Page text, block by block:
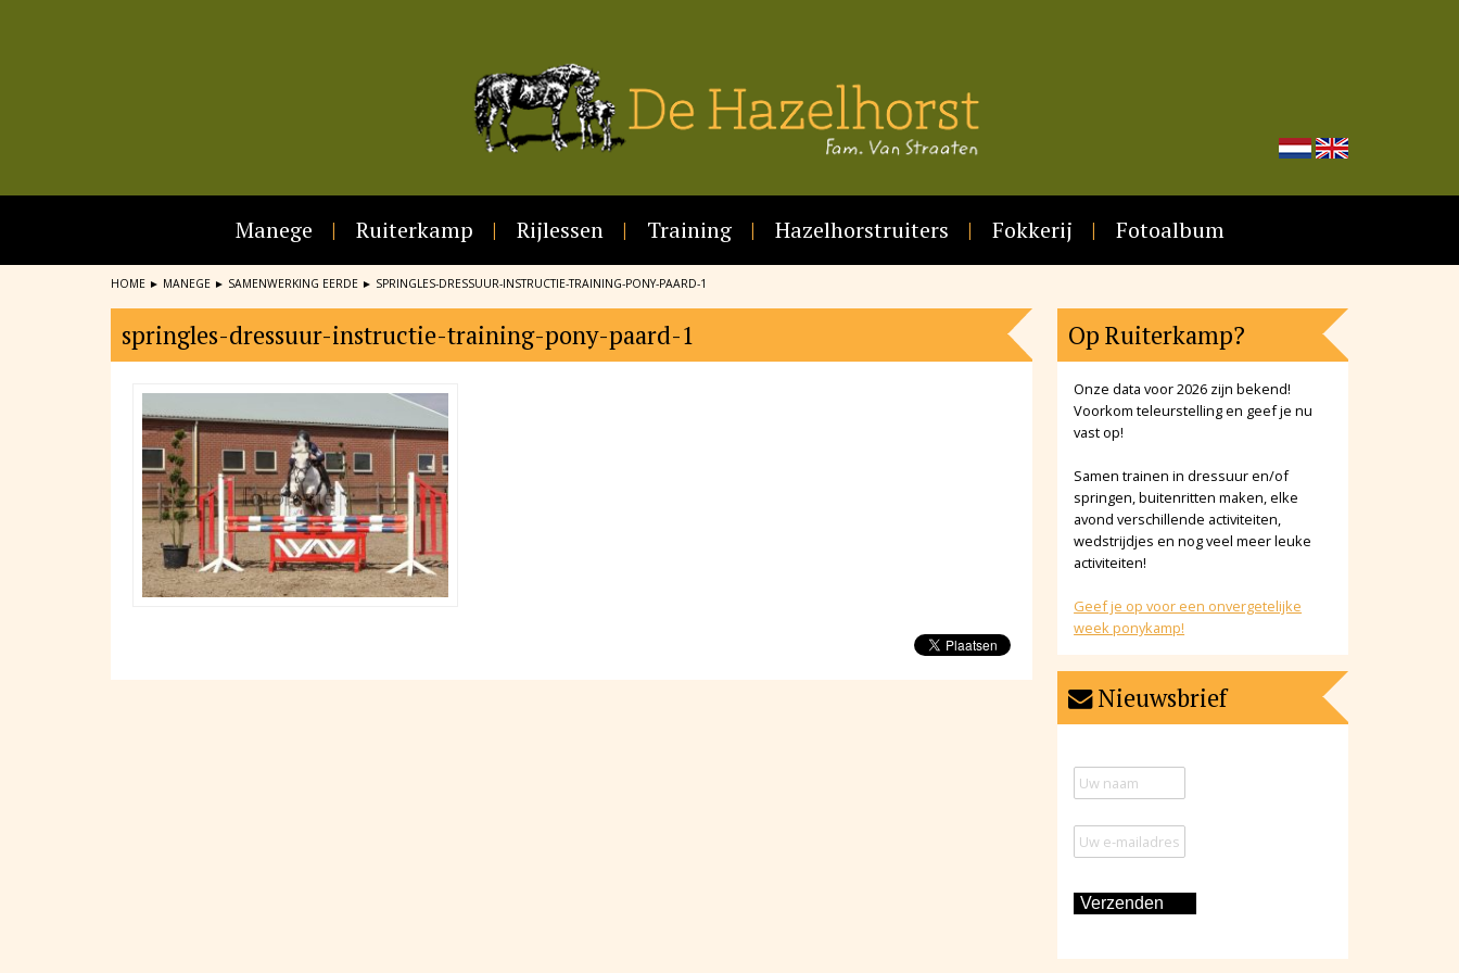
Manege Ruiterkamp Rijlessen Training Hazelhorstruiters Fokkerij Fotoalbum
HOME ► MANEGE ► SAMENWERKING EERDE ► SPRINGLES-DRESSUUR-INSTRUCTIE-TRAINING-PONY-PAARD-1
springles-dressuur-instructie-training-pony-paard-1 Op Ruiterkamp?
Onze data voor 2026 zijn bekend!
Voorkom teleurstelling en geef je nu
vast op!
Samen trainen in dressuur en/of
springen, buitenritten maken, elke
avond verschillende activiteiten,
wedstrijdjes en nog veel meer leuke
activiteiten!
Geef je op voor een onvergetelijke
week ponykamp!
Nieuwsbrief